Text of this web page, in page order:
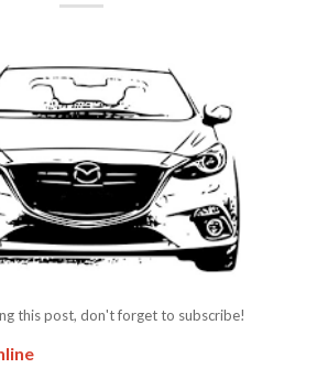
this post, don't forget to subscribe!